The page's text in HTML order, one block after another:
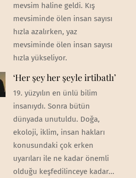
mevsim haline geldi. Kış
mevsiminde ölen insan sayısı
hızla azalırken, yaz
mevsiminde ölen insan sayısı
hızla yükseliyor.
‘Her şey her şeyle irtibatlı’
19. yüzyılın en ünlü bilim
insanıydı. Sonra bütün
dünyada unutuldu. Doğa,
ekoloji, iklim, insan hakları
konusundaki çok erken
uyarıları ile ne kadar önemli
olduğu keşfedilinceye kadar...